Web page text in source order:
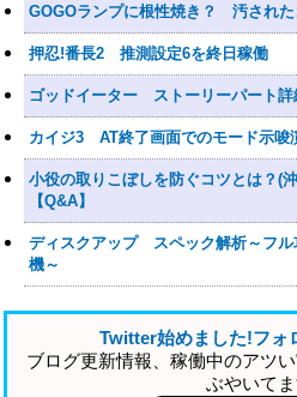
GOGOランプに根性焼き？ 汚され
押忍!番長2 推測設定6を終日稼働
ゴッドイーター ストーリーパート詳
カイジ3 AT終了画面でのモード示
小役の取りこぼしを防ぐコツとは？(
【Q&A】
ディスクアップ スペック解析～フル
機～
Twitter始めました!フォ
ブログ更新情報、稼働中のアツ
ぶやいてま